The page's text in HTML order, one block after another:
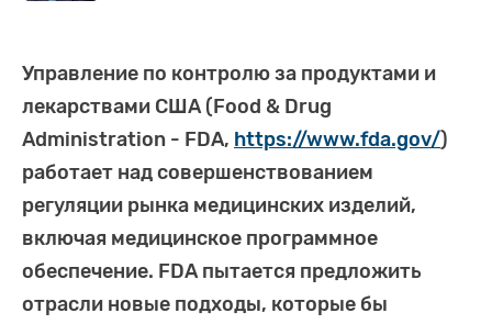
Управление по контролю за продуктами и
лекарствами США (Food & Drug
Administration - FDA, https://www.fda.gov/)
работает над совершенствованием
регуляции рынка медицинских изделий,
включая медицинское программное
обеспечение. FDA пытается предложить
отрасли новые подходы, которые бы